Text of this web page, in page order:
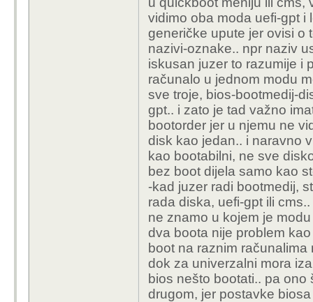
vidimo oba moda uefi-gpt i
generičke upute jer ovisi o
nazivi-oznake.. npr naziv
iskusan juzer to razumije i
računalo u jednom modu
sve troje, bios-bootmedij-
gpt.. i zato je tad važno
bootorder jer u njemu ne
disk kao jedan.. i naravno
kao bootabilni, ne sve
bez boot dijela samo kao
-kad juzer radi bootmedij,
rada diska, uefi-gpt ili
ne znamo u kojem je
dva boota nije problem
boot na raznim
dok za univerzalni mora
bios nešto bootati.. pa
drugom, jer postavke